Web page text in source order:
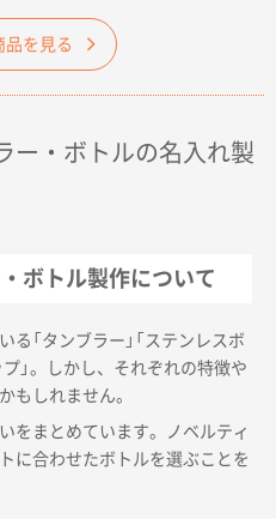
品を見る
ー・ボトルの名入れ製
ボトル製作について
「タンブラー」「ステンレスボ
プ」。しかし、それぞれの特徴や
もしれません。
をまとめています。ノベルティ
に合わせたボトルを選ぶことを